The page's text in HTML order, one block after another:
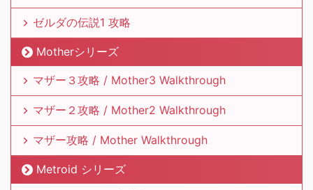
ゼルダの伝説1 攻略
Motherシリーズ
マザー３攻略 / Mother3 Walkthrough
マザー２攻略 / Mother2 Walkthrough
マザー攻略 / Mother Walkthrough
Metroid シリーズ